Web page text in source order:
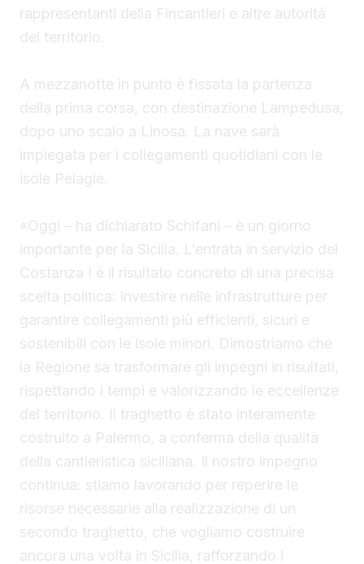
rappresentanti della Fincantieri e altre autorità
del territorio.
A mezzanotte in punto è fissata la partenza
della prima corsa, con destinazione Lampedusa,
dopo uno scalo a Linosa. La nave sarà
impiegata per i collegamenti quotidiani con le
isole Pelagie.
«Oggi – ha dichiarato Schifani – è un giorno
importante per la Sicilia. L’entrata in servizio del
Costanza I è il risultato concreto di una precisa
scelta politica: investire nelle infrastrutture per
garantire collegamenti più efficienti, sicuri e
sostenibili con le isole minori. Dimostriamo che
la Regione sa trasformare gli impegni in risultati,
rispettando i tempi e valorizzando le eccellenze
del territorio. Il traghetto è stato interamente
costruito a Palermo, a conferma della qualità
della cantieristica siciliana. Il nostro impegno
continua: stiamo lavorando per reperire le
risorse necessarie alla realizzazione di un
secondo traghetto, che vogliamo costruire
ancora una volta in Sicilia, rafforzando i